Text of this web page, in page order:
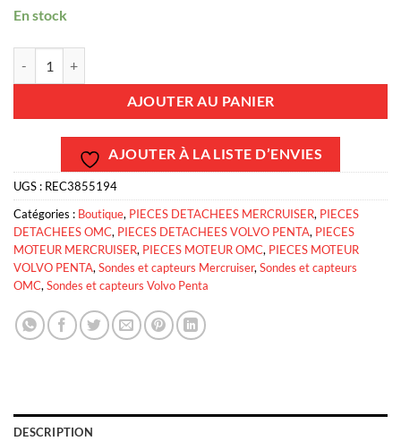
En stock
AJOUTER AU PANIER
AJOUTER À LA LISTE D’ENVIES
UGS : REC3855194
Catégories : Boutique, PIECES DETACHEES MERCRUISER, PIECES
DETACHEES OMC, PIECES DETACHEES VOLVO PENTA, PIECES
MOTEUR MERCRUISER, PIECES MOTEUR OMC, PIECES MOTEUR
VOLVO PENTA,Sondes et capteurs Mercruiser,Sondes et capteurs
OMC,Sondes et capteurs Volvo Penta
DESCRIPTION